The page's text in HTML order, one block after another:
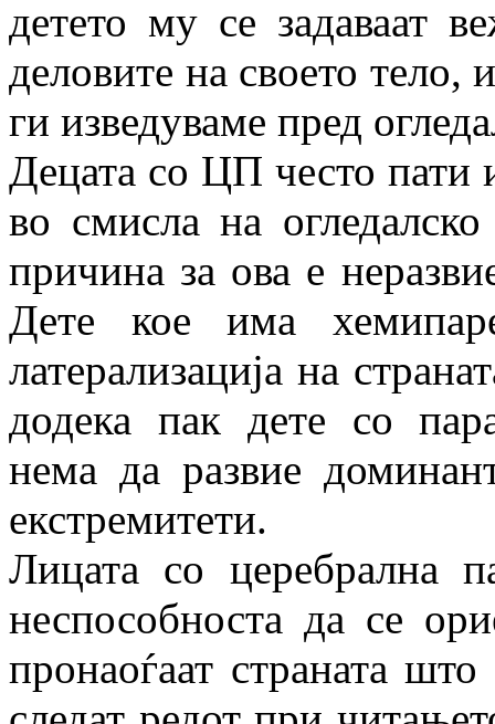
детето му се задаваат
деловите на своето
ги изведуваме пред
Децата со ЦП често пати
во смисла на
причина за ова е
Дете кое има
латерализација на
додека пак дете со
нема да развие
екстремитети.
Лицата со церебрална
неспособноста да се
пронаоѓаат страната